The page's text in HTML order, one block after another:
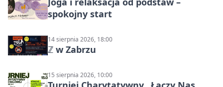
spokojny start
14 sierpnia 2026, 18:00
ℤ w Zabrzu
15 sierpnia 2026, 10:00